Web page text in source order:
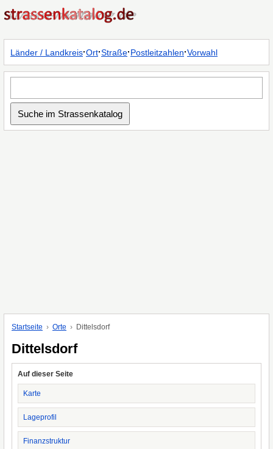
Länder / Landkreis·Ort·Straße·Postleitzahlen·Vorwahl
Startseite Orte Dittelsdorf
Dittelsdorf
Auf dieser Seite
Karte
Lageprofil
Finanzstruktur